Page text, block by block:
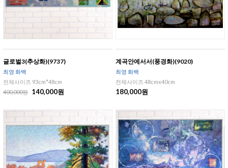
글로벌3(추상화)(9737)
최영 화백
전체사이즈 93cm*48cm
400,000원
140,000원
계곡안에서서(풍경화)(9020)
최영 화백
전체사이즈 48cmx40cm
180,000원